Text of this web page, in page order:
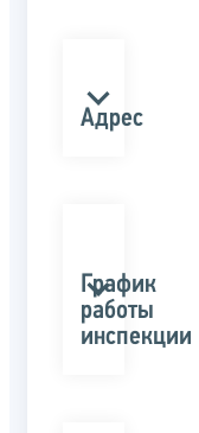
Адрес
График
работы
инспекции